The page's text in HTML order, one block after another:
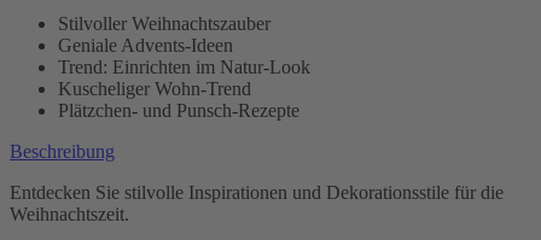
Stilvoller Weihnachtszauber
Geniale Advents-Ideen
Trend: Einrichten im Natur-Look
Kuscheliger Wohn-Trend
Plätzchen- und Punsch-Rezepte
Beschreibung
Entdecken Sie stilvolle Inspirationen und Dekorationsstile für die
Weihnachtszeit.